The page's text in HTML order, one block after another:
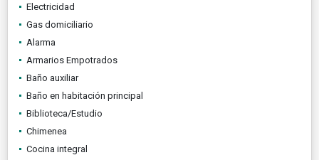
Electricidad
Gas domiciliario
Alarma
Armarios Empotrados
Baño auxiliar
Baño en habitación principal
Biblioteca/Estudio
Chimenea
Cocina integral